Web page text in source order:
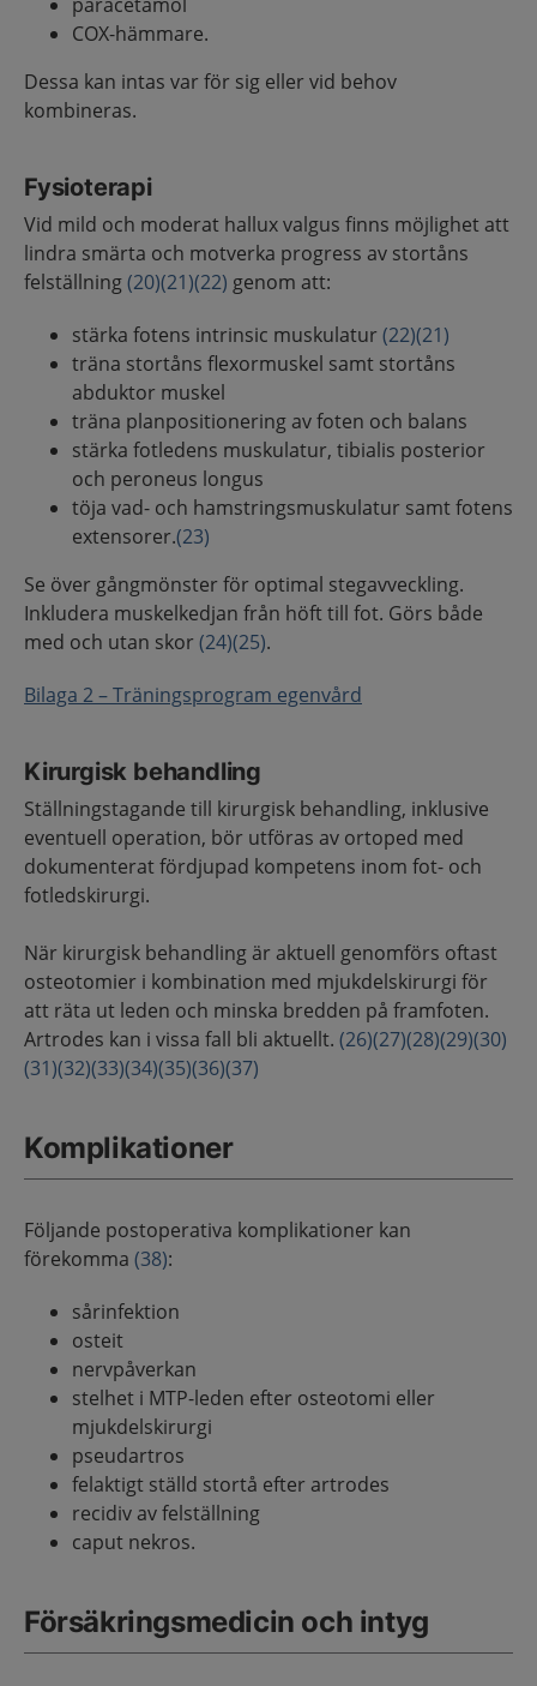
COX-hämmare.
Dessa kan intas var för sig eller vid behov
kombineras.
Fysioterapi
Vid mild och moderat hallux valgus finns möjlighet att
lindra smärta och motverka progress av stortåns
felställning(20)(21)(22) genom att:
stärka fotens intrinsic muskulatur (22)(21)
träna stortåns flexormuskel samt stortåns
abduktor muskel
träna planpositionering av foten och balans
stärka fotledens muskulatur, tibialis posterior
och peroneus longus
töja vad- och hamstringsmuskulatur samt fotens
extensorer.(23)
Se över gångmönster för optimal stegavveckling.
Inkludera muskelkedjan från höft till fot. Görs både
med och utan skor (24)(25).
Bilaga 2 – Träningsprogram egenvård
Kirurgisk behandling
Ställningstagande till kirurgisk behandling, inklusive
eventuell operation, bör utföras av ortoped med
dokumenterat fördjupad kompetens inom fot- och
fotledskirurgi.
När kirurgisk behandling är aktuell genomförs oftast
osteotomier i kombination med mjukdelskirurgi för
att räta ut leden och minska bredden på framfoten.
Artrodes kan i vissa fall bli aktuellt. (26)(27)(28)(29)(30)
(31)(32)(33)(34)(35)(36)(37)
Komplikationer
Följande postoperativa komplikationer kan
förekomma (38):
sårinfektion
osteit
nervpåverkan
stelhet i MTP-leden efter osteotomi eller
mjukdelskirurgi
pseudartros
felaktigt ställd stortå efter artrodes
recidiv av felställning
caput nekros.
Försäkringsmedicin och intyg